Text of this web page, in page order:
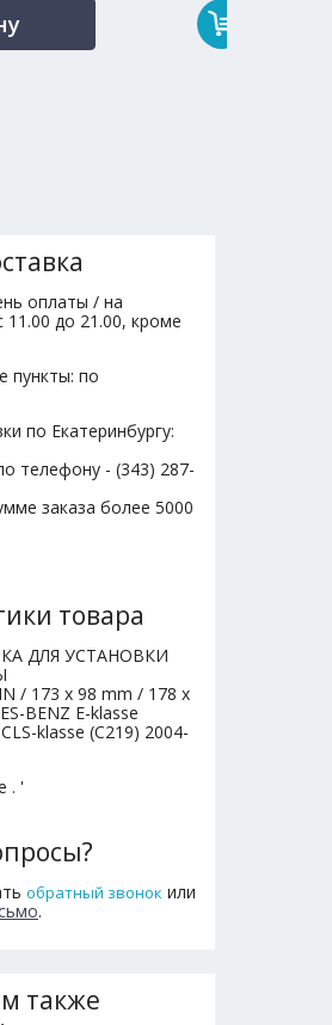
оплаты / на
до 21.00, кроме
пункты: по
по Екатеринбургу:
телефону - (343) 287-
заказа более 5000
товара
ДЛЯ УСТАНОВКИ
/ 173 x 98 mm / 178 x
BENZ E-klasse
klasse (C219) 2004-
обратный звонок или
.
также